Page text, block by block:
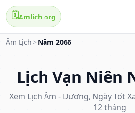
🗓️Amlich.org
Âm Lịch > Năm 2066
Lịch Vạn Niên
Xem Lịch Âm - Dương, Ngày Tốt
12 tháng